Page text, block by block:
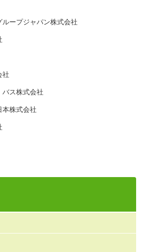
ープジャパン株式会社
社
ス株式会社
株式会社